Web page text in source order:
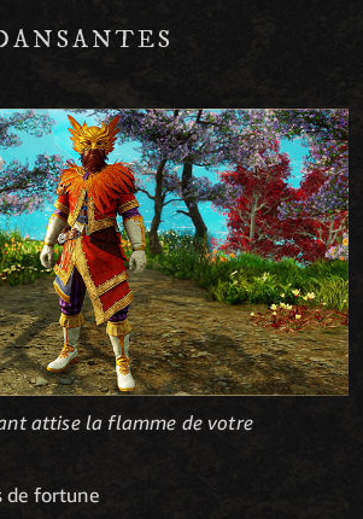
attise la flamme de votre
de fortune